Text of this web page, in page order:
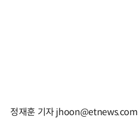
정재훈 기자 jhoon@etnews.com